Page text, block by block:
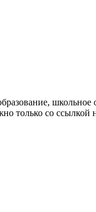
школьное
только со ссылкой